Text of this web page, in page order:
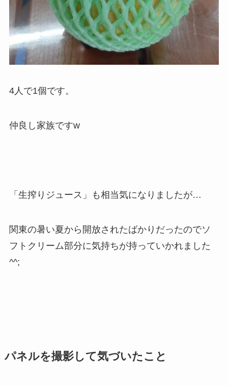
4人で1個です。
仲良し家族ですw
「生搾りジュース」も相当気になりましたが…
関東の暑い夏から開放されたばかりだったのでソ
フトクリーム部分に気持ちが持っていかれました
^^;
パネルを撮影して気づいたこと